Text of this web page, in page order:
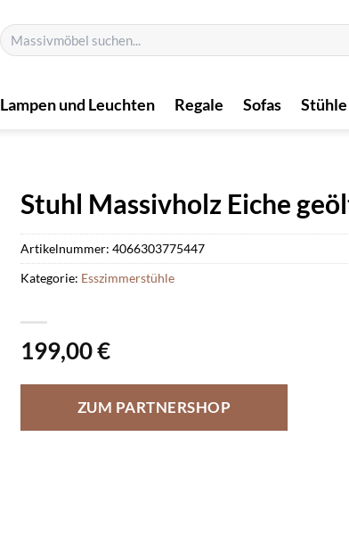
Suchen
nach:
Lampen und Leuchten Regale Sofas Stühle
Stuhl Massivholz Eiche
199,00€
ZUM PARTNERSHOP
Artikelnummer: 4066303775447
Kategorie: Esszimmerstühle